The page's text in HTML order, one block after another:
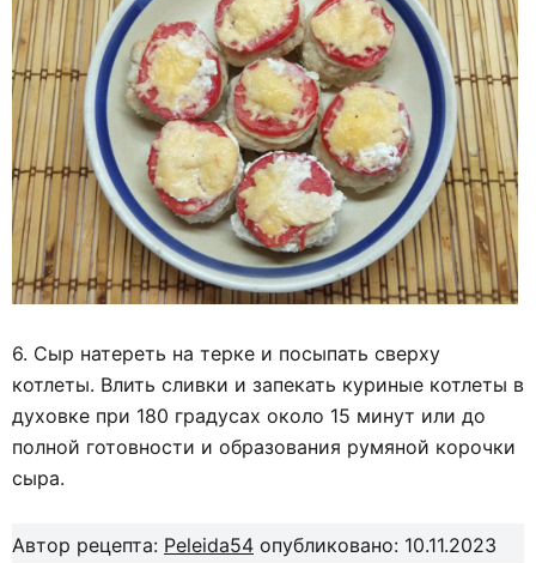
6. Сыр натереть на терке и посыпать сверху
котлеты. Влить сливки и запекать куриные котлеты в
духовке при 180 градусах около 15 минут или до
полной готовности и образования румяной корочки
сыра.
Автор рецепта: Peleida54 опубликовано: 10.11.2023